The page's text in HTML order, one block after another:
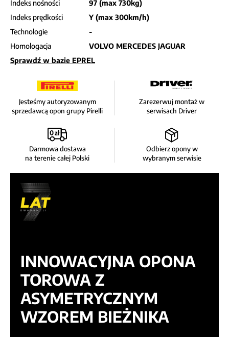
Indeks nośności
97 (max 730kg)
Indeks prędkości
Y (max 300km/h)
Technologie
-
Homologacja
VOLVO MERCEDES JAGUAR
Sprawdź w bazie EPREL
Jesteśmy autoryzowanym
sprzedawcą opon grupy Pirelli
Zarezerwuj montaż w
serwisach Driver
Darmowa dostawa
na terenie całej Polski
Odbierz opony w
wybranym serwisie
INNOWACYJNA OPONA
TOROWA Z
ASYMETRYCZNYM
WZOREM BIEŻNIKA